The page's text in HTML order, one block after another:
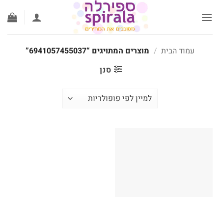
לתוכן
עמוד הבית / מוצרים המתויגים “6941057455037”
סנן